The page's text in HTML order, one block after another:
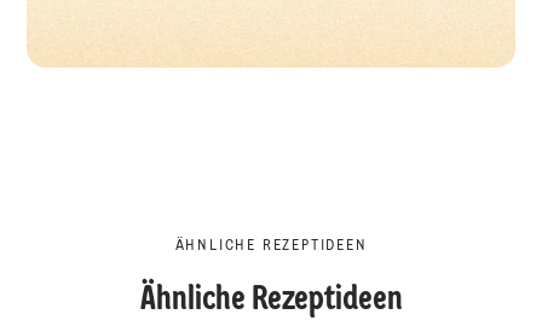
ÄHNLICHE REZEPTIDEEN
Ähnliche Rezeptideen